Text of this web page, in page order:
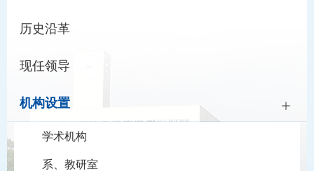
历史沿革
现任领导
机构设置
学术机构
系、教研室